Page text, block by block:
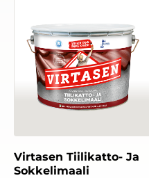
Virtasen Tiilikatto- Ja
Sokkelimaali